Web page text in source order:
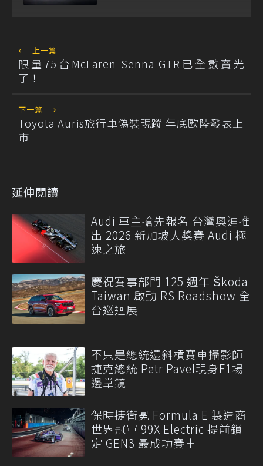
← 上一篇
限量75台McLaren Senna GTR已全數賣光
了！
下一篇 →
Toyota Auris旅行車偽裝現蹤 年底歐陸發表上
市
延伸閱讀
Audi 車主搶先報名 台灣奧迪推
出 2026 新加坡大獎賽 Audi 極
速之旅
慶祝賽事部門 125 週年 Škoda
Taiwan 啟動 RS Roadshow 全
台巡迴展
不只是總統還斜槓賽車攝影師
捷克總統 Petr Pavel現身F1場
邊掌鏡
保時捷衛冕 Formula E 製造商
世界冠軍 99X Electric 提前鎖
定 GEN3 最成功賽車